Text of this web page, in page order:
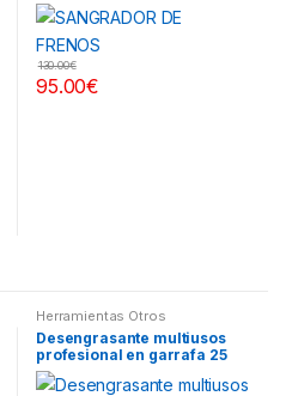
95.00€
130.00€
Herramientas Otros
Desengrasante multiusos
profesional en garrafa 25
litros